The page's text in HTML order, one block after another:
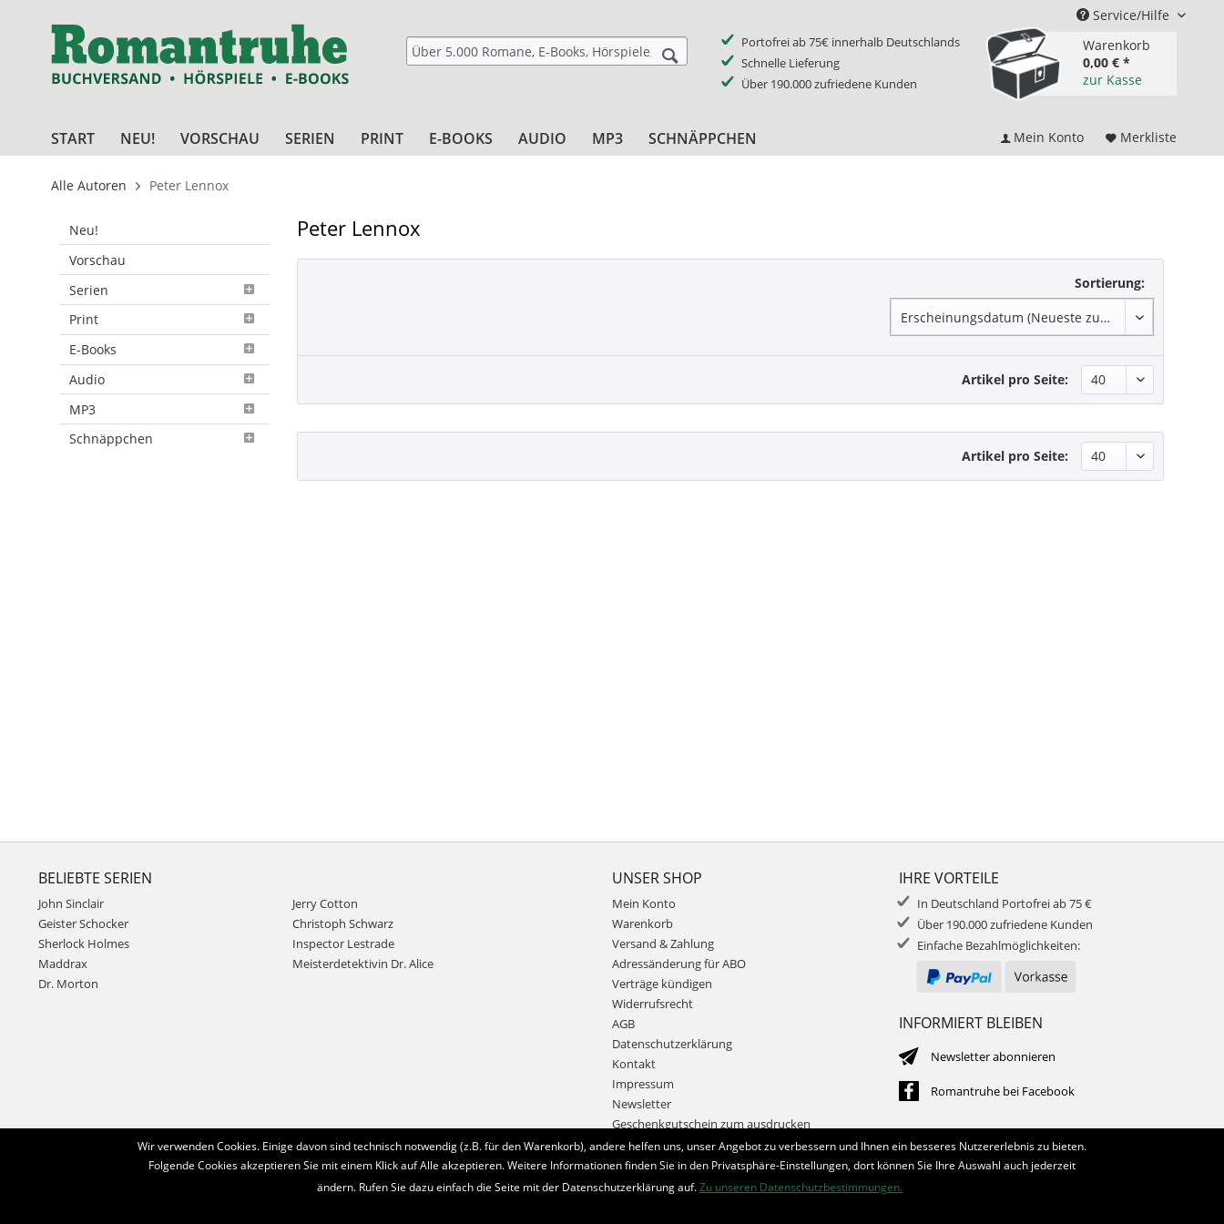
Service/Hilfe
Portofrei ab 75€ innerhalb Deutschlands
Schnelle Lieferung
Über 190.000 zufriedene Kunden
Warenkorb
0,00 € *
zur Kasse
START NEU! VORSCHAU SERIEN PRINT E-BOOKS AUDIO MP3 SCHNÄPPCHEN Mein Konto Merkliste
Alle Autoren Peter Lennox
Neu!
Vorschau
Serien
Print
E-Books
Audio
MP3
Schnäppchen
Peter Lennox
Sortierung:
Artikel pro Seite:
Artikel pro Seite:
BELIEBTE SERIEN
John Sinclair
Geister Schocker
Sherlock Holmes
Maddrax
Dr. Morton
Jerry Cotton
Christoph Schwarz
Inspector Lestrade
Meisterdetektivin Dr. Alice
UNSER SHOP
Mein Konto
Warenkorb
Versand & Zahlung
Adressänderung für ABO
Verträge kündigen
Widerrufsrecht
AGB
Datenschutzerklärung
Kontakt
Impressum
Newsletter
Geschenkgutschein zum ausdrucken
IHRE VORTEILE
In Deutschland Portofrei ab 75 €
Über 190.000 zufriedene Kunden
Einfache Bezahlmöglichkeiten:
INFORMIERT BLEIBEN
Newsletter abonnieren
Romantruhe bei Facebook
Bestellung widerrufen
Wir verwenden Cookies. Einige davon sind technisch notwendig (z.B. für den Warenkorb), andere helfen uns, unser Angebot zu verbessern und Ihnen ein besseres Nutzererlebnis zu bieten.
Folgende Cookies akzeptieren Sie mit einem Klick auf Alle akzeptieren. Weitere Informationen finden Sie in den Privatsphäre-Einstellungen, dort können Sie Ihre Auswahl auch jederzeit
ändern. Rufen Sie dazu einfach die Seite mit der Datenschutzerklärung auf.Zu unseren Datenschutzbestimmungen.